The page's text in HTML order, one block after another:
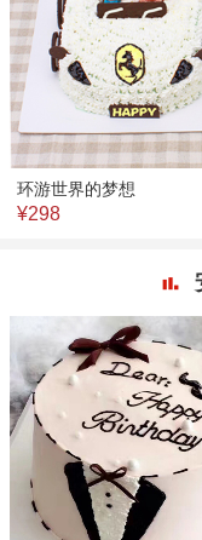
环游世界的梦想
¥298